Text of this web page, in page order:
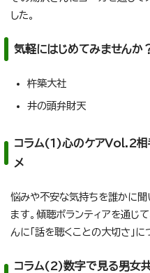
した。
気軽にはじめてみませんか
杵築大社
井の頭弁財天
コラム(1)心のケアVol.2相
メ
悩みや不安な気持ちを誰かに聞
ます。傾聴ボランティアを通じ
んに「話を聴くことの大切さ」に
コラム(2)数字で見る男女